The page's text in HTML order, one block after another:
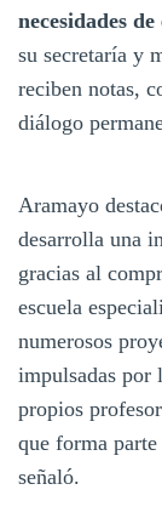
necesidades
su secretaría y
reciben notas,
diálogo
Aramayo
desarrolla una
gracias al
escuela
numerosos
impulsadas por
propios
que forma
señaló.